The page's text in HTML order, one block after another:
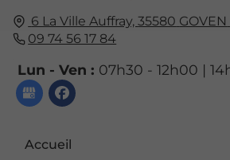
6 La Ville Auffray,35580 GOVEN
09 74 56 17 84
Lun - Ven : 07h30 - 12h00 |
Accueil